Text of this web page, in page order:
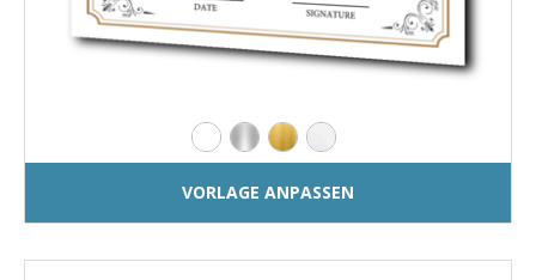
VORLAGE ANPASSEN